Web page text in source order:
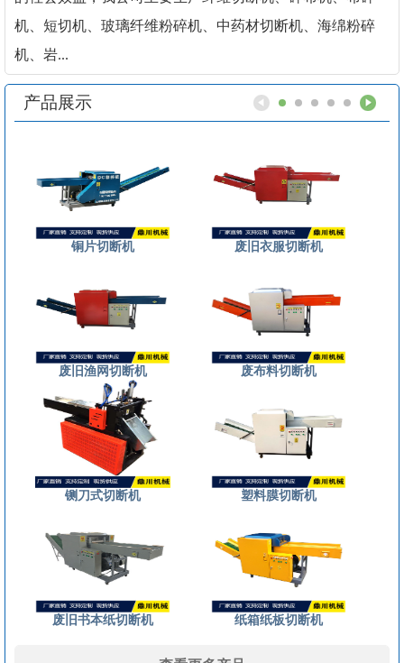
机、短切机、玻璃纤维粉碎机、中药材切断机、海绵粉碎
机、岩...
产品展示
铜片切断机 废旧衣服切断机
废旧渔网切断机 废布料切断机
铡刀式切断机 塑料膜切断机
废旧书本纸切断机 纸箱纸板切断机